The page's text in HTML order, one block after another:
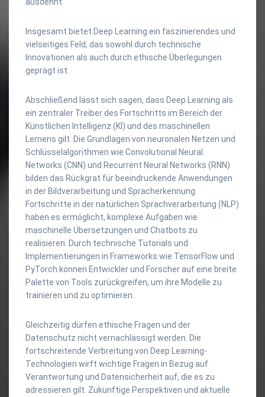
Insgesamt bietet Deep Learning ein faszinierendes und
vielseitiges Feld, das sowohl durch technische
Innovationen als auch durch ethische Überlegungen
geprägt ist.
Abschließend lässt sich sagen, dass Deep Learning als
ein zentraler Treiber des Fortschritts im Bereich der
Künstlichen Intelligenz (KI) und des maschinellen
Lernens gilt. Die Grundlagen von neuronalen Netzen und
Schlüsselalgorithmen wie Convolutional Neural
Networks (CNN) und Recurrent Neural Networks (RNN)
bilden das Rückgrat für beeindruckende Anwendungen
in der Bildverarbeitung und Spracherkennung.
Fortschritte in der natürlichen Sprachverarbeitung (NLP)
haben es ermöglicht, komplexe Aufgaben wie
maschinelle Übersetzungen und Chatbots zu
realisieren. Durch technische Tutorials und
Implementierungen in Frameworks wie TensorFlow und
PyTorch können Entwickler und Forscher auf eine breite
Palette von Tools zurückgreifen, um ihre Modelle zu
trainieren und zu optimieren.
Gleichzeitig dürfen ethische Fragen und der
Datenschutz nicht vernachlässigt werden. Die
fortschreitende Verbreitung von Deep Learning-
Technologien wirft wichtige Fragen in Bezug auf
Verantwortung und Datensicherheit auf, die es zu
adressieren gilt. Zukünftige Perspektiven und aktuelle